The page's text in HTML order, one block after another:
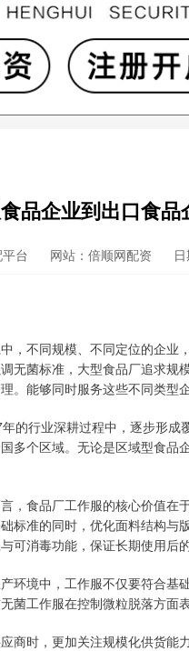
品企业到出口食
台 网站：倍顺网配资
，不同规模、不同定位的企
无菌标准，大型食品厂追求
。能够同时服务这些不同类型
的行业深耕过程中，逐步形
多个区域。无论是区域型食
，食品厂工作服的核心价值
标准的同时，优化面料结构与
可消毒功能，保证长期使用后的
环境中，工作服不仅要符合
菌工作服在控制微粒脱落方面
商时，更加关注规模化供货